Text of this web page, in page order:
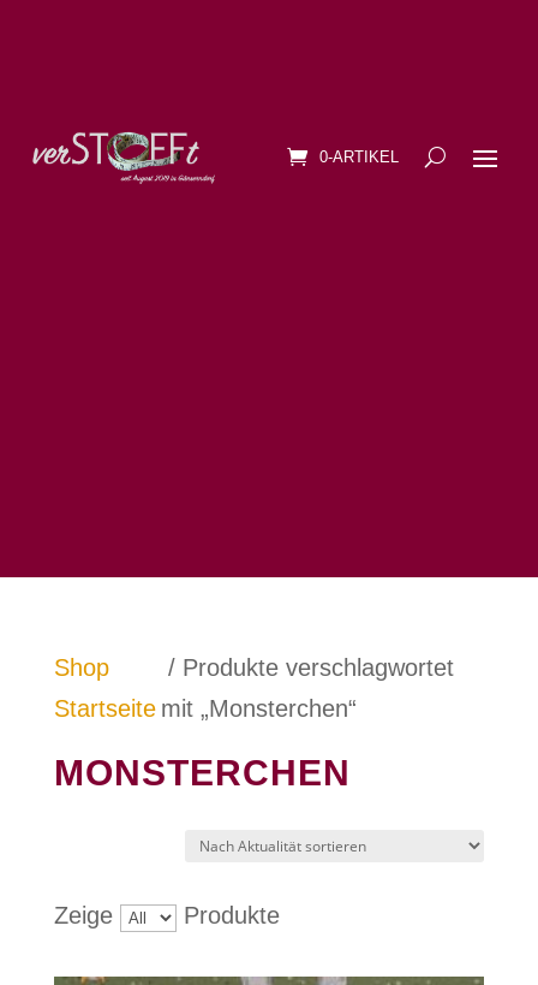
0-ARTIKEL
Shop
Startseite
/ Produkte verschlagwortet
mit „Monsterchen“
MONSTERCHEN
Zeige Produkte